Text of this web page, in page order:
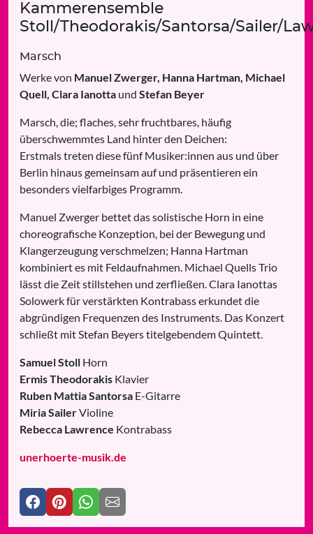
Kammerensemble
Stoll/Theodorakis/Santorsa/Sailer/
Marsch
Werke von Manuel Zwerger, Hanna Hartman, Michael
Quell, Clara Ianotta und Stefan Beyer
Marsch, die; flaches, sehr fruchtbares, häufig
überschwemmtes Land hinter den Deichen:
Erstmals treten diese fünf Musiker:innen aus und über
Berlin hinaus gemeinsam auf und präsentieren ein
besonders vielfarbiges Programm.
Manuel Zwerger bettet das solistische Horn in eine
choreografische Konzeption, bei der Bewegung und
Klangerzeugung verschmelzen; Hanna Hartman
kombiniert es mit Feldaufnahmen. Michael Quells Trio
lässt die Zeit stillstehen und zerfließen. Clara Ianottas
Solowerk für verstärkten Kontrabass erkundet die
abgründigen Frequenzen des Instruments. Das Konzert
schließt mit Stefan Beyers titelgebendem Quintett.
Samuel Stoll Horn
Ermis Theodorakis Klavier
Ruben Mattia Santorsa E-Gitarre
Miria SailerVioline
Rebecca Lawrence Kontrabass
unerhoerte-musik.de